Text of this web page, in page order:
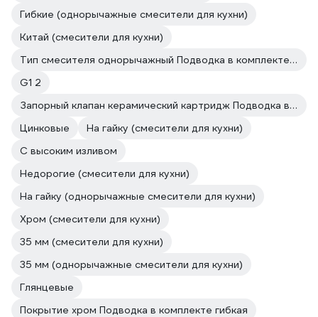
Гибкие (однорычажные смесители для кухни)
Китай (смесители для кухни)
Тип смесителя однорычажный Подводка в комплекте гибкая
G1 2
Запорный клапан керамический картридж Подводка в комплекте гибкая
Цинковые
На гайку (смесители для кухни)
С высоким изливом
Недорогие (смесители для кухни)
На гайку (однорычажные смесители для кухни)
Хром (смесители для кухни)
35 мм (смесители для кухни)
35 мм (однорычажные смесители для кухни)
Глянцевые
Покрытие хром Подводка в комплекте гибкая